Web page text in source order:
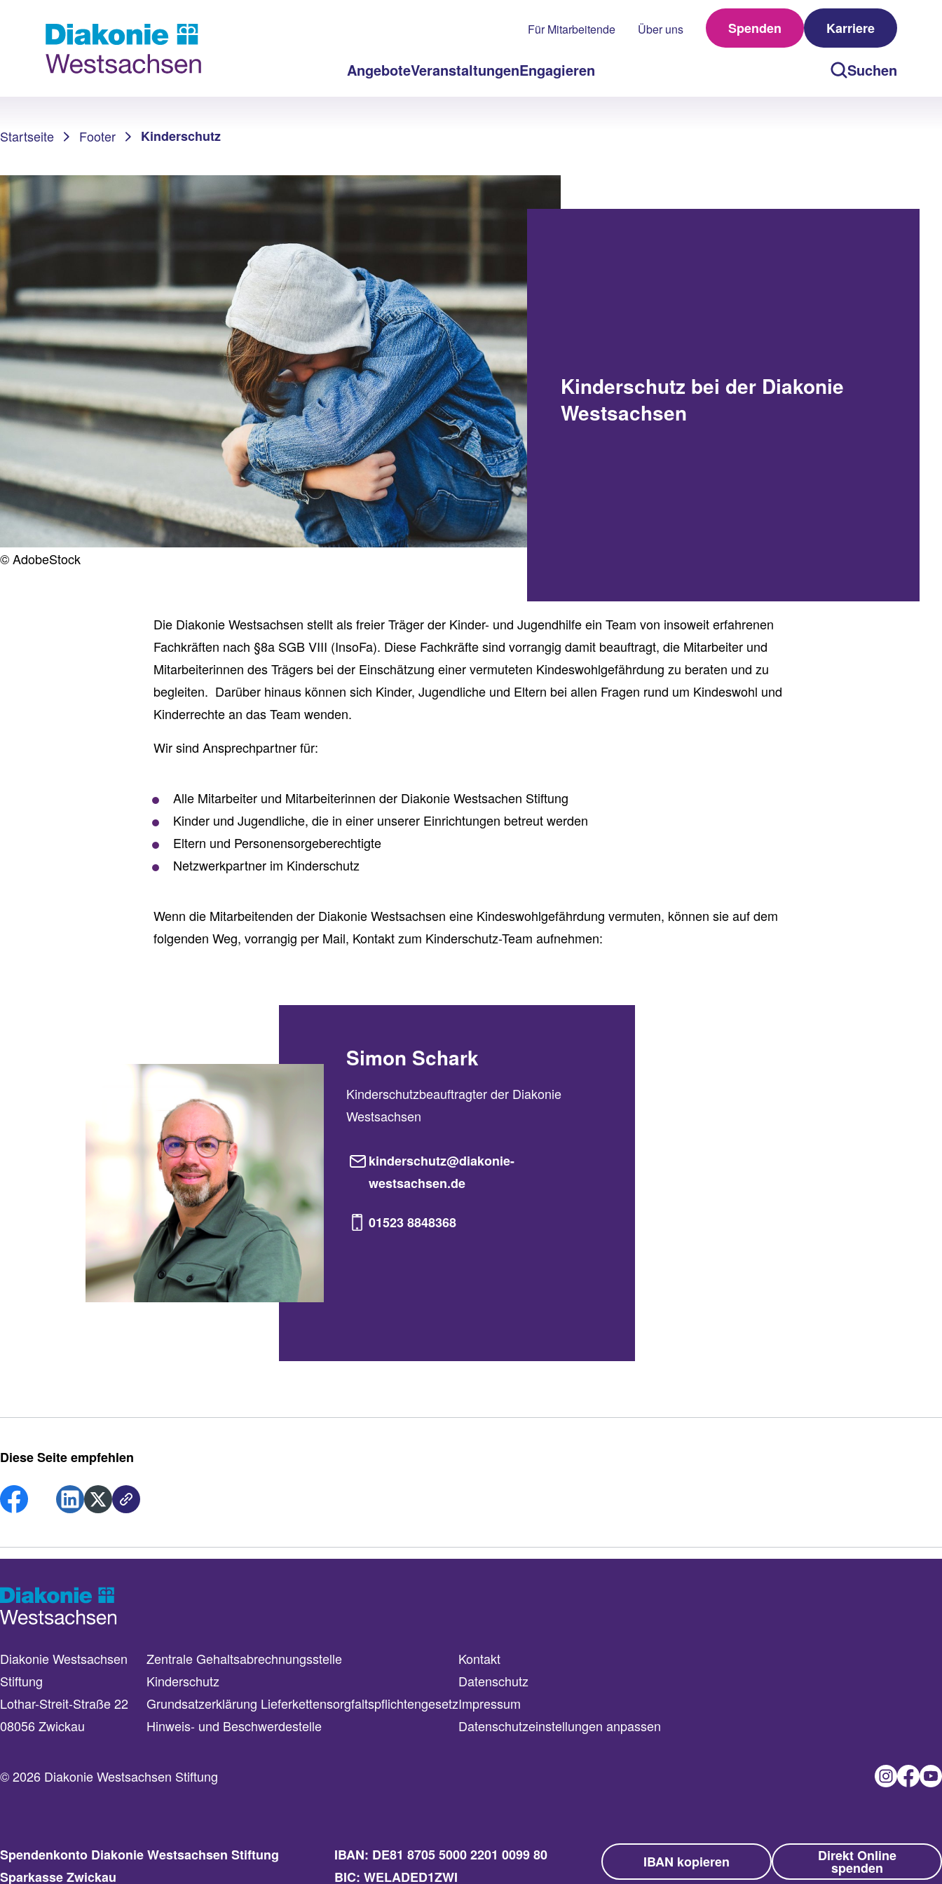
AngeboteVeranstaltungenEngagieren Suchen
Für Mitarbeitende Über uns Spenden Karriere
Startseite Footer Kinderschutz
© AdobeStock
Kinderschutz bei der Diakonie
Westsachsen
Die Diakonie Westsachsen stellt als freier Träger der Kinder- und Jugendhilfe ein Team von insoweit erfahrenen
Fachkräften nach §8a SGB VIII (InsoFa). Diese Fachkräfte sind vorrangig damit beauftragt, die Mitarbeiter und
Mitarbeiterinnen des Trägers bei der Einschätzung einer vermuteten Kindeswohlgefährdung zu beraten und zu
begleiten. Darüber hinaus können sich Kinder, Jugendliche und Eltern bei allen Fragen rund um Kindeswohl und
Kinderrechte an das Team wenden.
Wir sind Ansprechpartner für:
Alle Mitarbeiter und Mitarbeiterinnen der Diakonie Westsachen Stiftung
Kinder und Jugendliche, die in einer unserer Einrichtungen betreut werden
Eltern und Personensorgeberechtigte
Netzwerkpartner im Kinderschutz
Wenn die Mitarbeitenden der Diakonie Westsachsen eine Kindeswohlgefährdung vermuten, können sie auf dem
folgenden Weg, vorrangig per Mail, Kontakt zum Kinderschutz-Team aufnehmen:
Simon Schark
Kinderschutzbeauftragter der Diakonie
Westsachsen
kinderschutz@diakonie-
westsachsen.de
01523 8848368
Diese Seite empfehlen
Diakonie Westsachsen
Stiftung
Lothar-Streit-Straße 22
08056 Zwickau
Zentrale Gehaltsabrechnungsstelle
Kinderschutz
Grundsatzerklärung Lieferkettensorgfaltspflichtengesetz
Hinweis- und Beschwerdestelle
Kontakt
Datenschutz
Impressum
Datenschutzeinstellungen anpassen
© 2026 Diakonie Westsachsen Stiftung
Spendenkonto Diakonie Westsachsen Stiftung
Sparkasse Zwickau
IBAN: DE81 8705 5000 2201 0099 80
BIC: WELADED1ZWI
IBAN kopieren Direkt Online
spenden